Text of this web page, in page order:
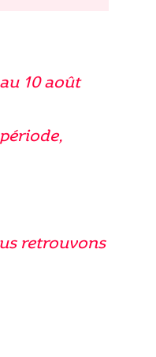
10 août
retrouvons